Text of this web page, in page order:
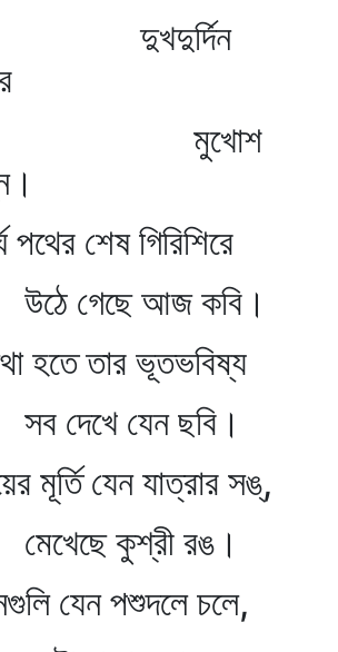
শেষ গিরিশিরে
আজ কবি।
তার ভূতভবিষ্য
যেন ছবি।
যেন যাত্রার সঙ্‌,
কুশ্রী রঙ।
যেন পশুদলে চলে,